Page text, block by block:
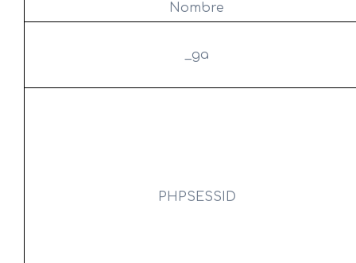
Nombre
_ga
PHPSESSID